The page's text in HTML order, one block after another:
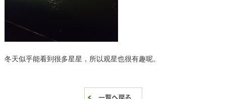
冬天似乎能看到很多星星，所以观星也很有趣呢。